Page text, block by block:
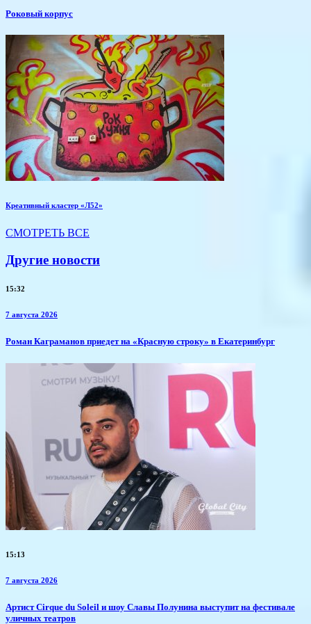
Роковый корпус
Креативный кластер «Л52»
СМОТРЕТЬ ВСЕ
Другие новости
15:32
7 августа 2026
​Роман Каграманов приедет на «Красную строку» в Екатеринбург
15:13
7 августа 2026
Артист Cirque du Soleil и шоу Славы Полунина выступит на фестивале
уличных театров